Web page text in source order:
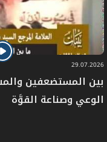
29.07.2026
بين المستضعفين
الوعي وصناعة القوَّة